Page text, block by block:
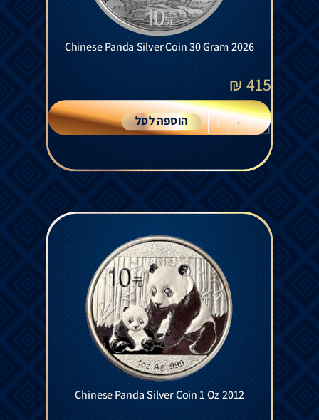
Chinese Panda Silver Coin 30 Gram 2026
415
₪
-
+ הוספה לסל
Chinese Panda Silver Coin 1 Oz 2012